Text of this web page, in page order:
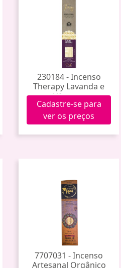
230184 - Incenso
Therapy Lavanda e
Alfazema
Cadastre-se para
ver os preços
7707031 - Incenso
Artesanal Orgânico